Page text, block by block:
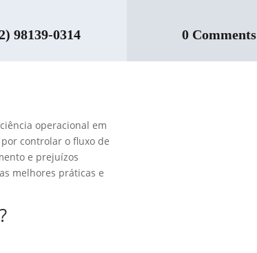
98139-0314 0 Comments
operacional em
controlar o fluxo de
e prejuízos
melhores práticas e